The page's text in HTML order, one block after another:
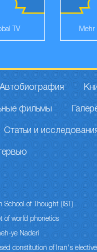
TV Mehr
Автобиография
фильмы
Статьи и
School of Thought (IST)
of world phonetics
ye Naderi
constitution of Iran's